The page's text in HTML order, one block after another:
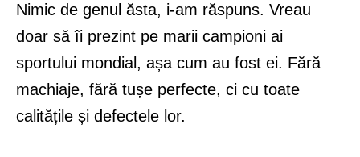
Nimic de genul ăsta, i-am răspuns. Vreau
doar să îi prezint pe marii campioni ai
sportului mondial, așa cum au fost ei. Fără
machiaje, fără tușe perfecte, ci cu toate
calitățile și defectele lor.